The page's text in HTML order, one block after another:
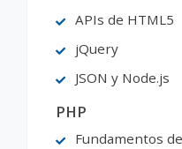
APIs de HTML5
jQuery
JSON y Node.js
PHP
Fundamentos